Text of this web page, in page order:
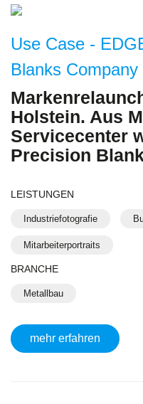
Use Case -
Blanks Company
Holstein. Aus
Servicecenter
Precision
LEISTUNGEN
Industriefotografie
Mitarbeiterportraits
BRANCHE
Metallbau
mehr erfahren